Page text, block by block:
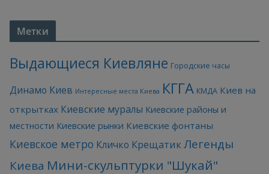
Метки
Выдающиеся Киевляне Городские часы
Динамо Киев Интересные места Киева КГГА КМДА Киев на
открытках Киевские муралы Киевские районы и
местности Киевские рынки Киевские фонтаны
Киевское метро Кличко КрещатикЛегенды
Киева Мини-скульптурки "Шукай"